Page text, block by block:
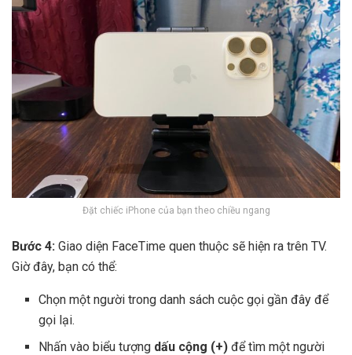
Đặt chiếc iPhone của bạn theo chiều ngang
Bước 4: Giao diện FaceTime quen thuộc sẽ hiện ra trên TV.
Giờ đây, bạn có thể:
Chọn một người trong danh sách cuộc gọi gần đây để
gọi lại.
Nhấn vào biểu tượng dấu cộng (+) để tìm một người